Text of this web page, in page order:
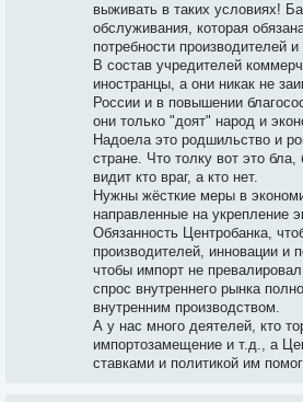
выживать в таких условиях!
обслуживания, которая
потребности производителей и
В состав учредителей
иностранцы, а они никак не
России и в повышении
они только "доят" народ и
Надоела это родшильство и
стране. Что толку вот это
видит кто враг, а кто нет.
Нужны жёсткие меры в
направленные на укрепление
Обязанность Центробанка,
производителей, инновации и
чтобы импорт не
спрос внутреннего рынка
внутренним производством.
А у нас много деятелей, кто
импортозамещение и т.д., а
ставками и политикой им